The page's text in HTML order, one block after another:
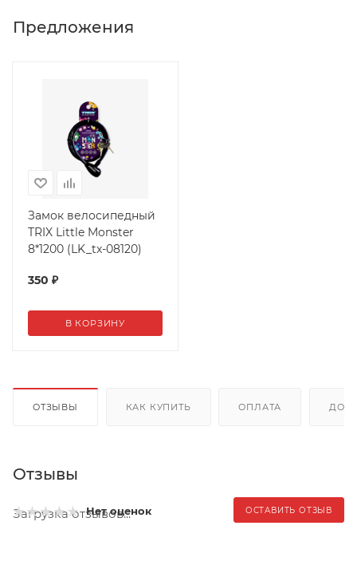
Предложения
Замок велосипедный
TRIX Little Monster
8*1200 (LK_tx-08120)
350 ₽
В КОРЗИНУ
ОТЗЫВЫ КАК КУПИТЬ ОПЛАТА
Отзывы
Нет оценок ОСТАВИТЬ ОТЗЫВ
Загрузка отзывов...